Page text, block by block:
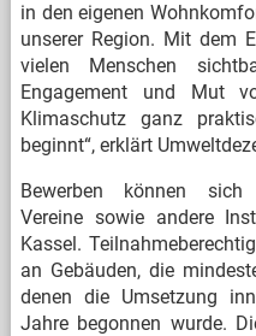
in den eigenen
unserer Region. Mit dem
vielen Menschen
Engagement und Mut
Klimaschutz ganz
beginnt“, erklärt
Bewerben können sich
Vereine sowie andere
Kassel.
an Gebäuden, die
denen die Umsetzung
Jahre begonnen wurde.